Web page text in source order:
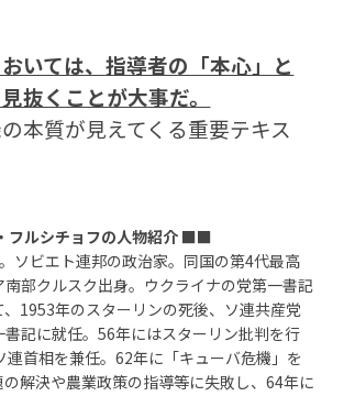
いては、指導者の「本心」と
抜くことが大事だ。
本質が見えてくる重要テキス
フルシチョフの人物紹介 ■■
ソビエト連邦の政治家。同国の第4代最高
南部クルスク出身。ウクライナの党第一書記
1953年のスターリンの死後、ソ連共産党
書記に就任。56年にはスターリン批判を行
連首相を兼任。62年に「キューバ危機」を
解決や農業政策の指導等に失敗し、64年に